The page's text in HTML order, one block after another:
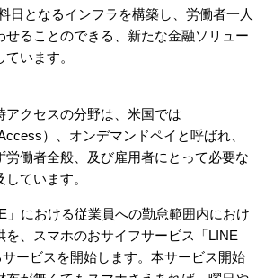
日となるインフラを構築し、労働者一人
せることのできる、新たな金融ソリュー
います。
クセスの分野は、米国では
）、オンデマンドペイと呼ばれ、
労働者全般、及び雇用者にとって必要な
ています。
における従業員への勤怠範囲内におけ
を、スマホのおサイフサービス「LINE
ービスを開始します。本サービス開始